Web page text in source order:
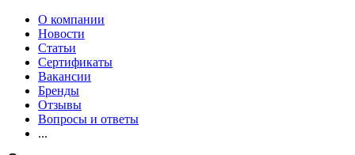
О компании
Новости
Статьи
Сертификаты
Вакансии
Бренды
Отзывы
Вопросы и ответы
...